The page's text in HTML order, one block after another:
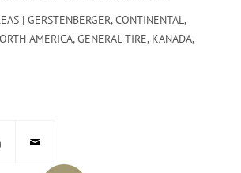
| GERSTENBERGER,CONTINENTAL,
AMERICA,GENERAL TIRE, KANADA,